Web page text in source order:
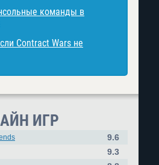
команды в
Contract Wars не
ИГР
9.6
9.3